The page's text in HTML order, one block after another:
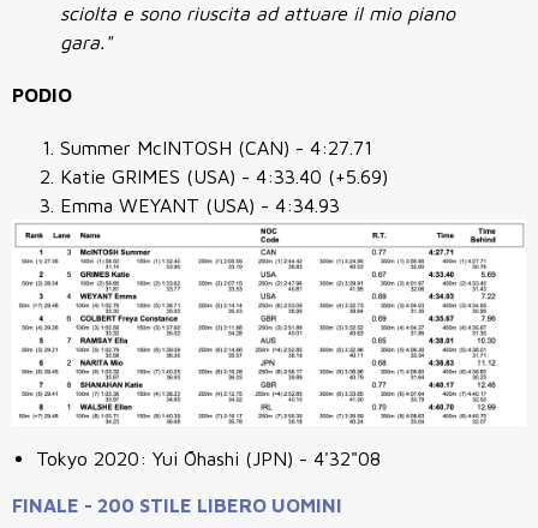
sciolta e sono riuscita ad attuare il mio piano
gara."
PODIO
Summer McINTOSH (CAN) - 4:27.71
Katie GRIMES (USA) - 4:33.40 (+5.69)
Emma WEYANT (USA) - 4:34.93
Tokyo 2020: Yui Ōhashi (JPN) - 4'32"08
FINALE - 200 STILE LIBERO UOMINI